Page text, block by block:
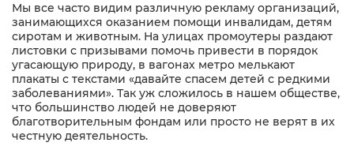
Мы все часто видим различную рекламу организаций,
занимающихся оказанием помощи инвалидам, детям
сиротам и животным. На улицах промоутеры раздают
листовки с призывами помочь привести в порядок
угасающую природу, в вагонах метро мелькают
плакаты с текстами «давайте спасем детей с редкими
заболеваниями». Так уж сложилось в нашем обществе,
что большинство людей не доверяют
благотворительным фондам или просто не верят в их
честную деятельность.